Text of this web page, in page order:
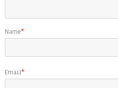
Name*
Email*